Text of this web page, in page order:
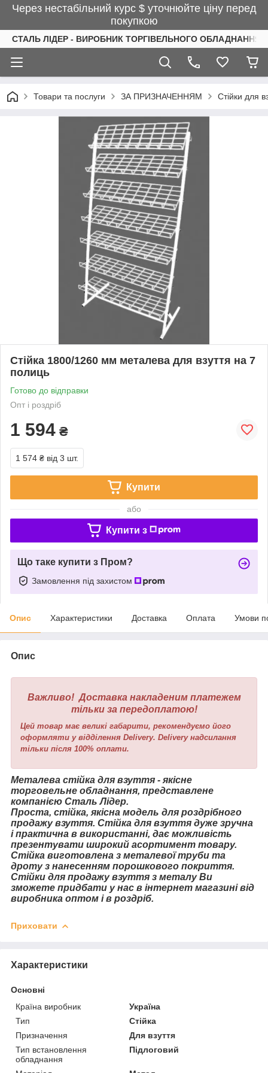
Через нестабільний курс $ уточнюйте ціну перед
покупкою
СТАЛЬ ЛІДЕР - ВИРОБНИК ТОРГІВЕЛЬНОГО ОБЛАДНАННЯ
Товари та послуги ЗА ПРИЗНАЧЕННЯМ Стійки для
Стійка 1800/1260 мм металева для взуття на 7
полиць
Готово до відправки
Опт і роздріб
1 594 ₴
1 574 ₴ від 3 шт.
Купити
або
Купити з
Що таке купити з Пром?
Замовлення під захистом
Опис Характеристики Доставка Оплата Умови
Опис
Важливо! Доставка накладеним платежем
тільки за передоплатою!
Цей товар має великі габарити, рекомендуємо його
оформляти у відділення Delivery. Delivery надсилання
тільки після 100% оплати.
Металева стійка для взуття - якісне
торговельне обладнання, представлене
компанією Сталь Лідер.
Проста, стійка, якісна модель для роздрібного
продажу взуття. Стійка для взуття дуже зручна
і практична в використанні, дає можливість
презентувати широкий асортимент товару.
Стійка виготовлена ​​з металевої труби та
дроту з нанесенням порошкового покриття.
Стійки для продажу взуття з металу Ви
зможете придбати у нас в інтернет магазині від
виробника оптом і в роздріб.
Приховати
Характеристики
Основні
Країна виробник
Україна
Тип
Стійка
Призначення
Для взуття
Тип встановлення
обладнання
Підлоговий